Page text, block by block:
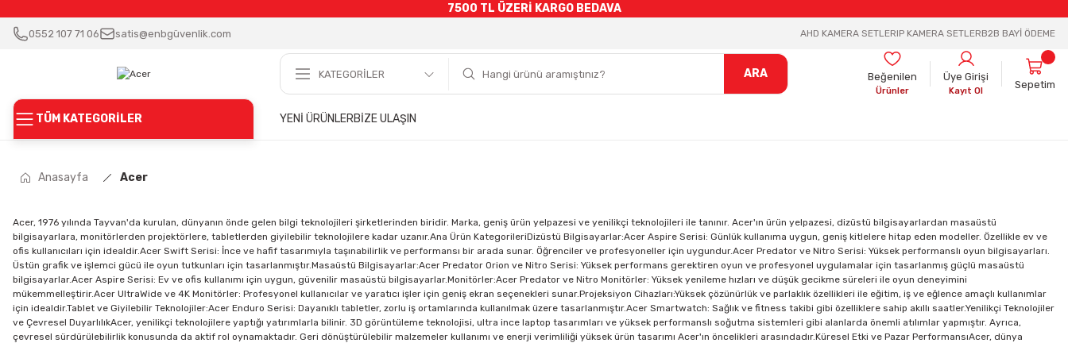
7500 TL ÜZERİ KARGO BEDAVA
0552 107 71 06 satis@enbgüvenlik.com AHD KAMERA SETLERIP KAMERA SETLERB2B BAYİ ÖDEME
ARA Beğenilen
Ürünler
Üye Girişi
Kayıt Ol
Sepetim
TÜM KATEGORİLER YENİ ÜRÜNLERBİZE ULAŞIN
Anasayfa Acer
Acer, 1976 yılında Tayvan'da kurulan, dünyanın önde gelen bilgi teknolojileri şirketlerinden biridir. Marka, geniş ürün yelpazesi ve yenilikçi teknolojileri ile tanınır. Acer'ın ürün yelpazesi, dizüstü bilgisayarlardan masaüstü
bilgisayarlara, monitörlerden projektörlere, tabletlerden giyilebilir teknolojilere kadar uzanır.Ana Ürün KategorileriDizüstü Bilgisayarlar:Acer Aspire Serisi: Günlük kullanıma uygun, geniş kitlelere hitap eden modeller. Özellikle ev ve
ofis kullanıcıları için idealdir.Acer Swift Serisi: İnce ve hafif tasarımıyla taşınabilirlik ve performansı bir arada sunar. Öğrenciler ve profesyoneller için uygundur.Acer Predator ve Nitro Serisi: Yüksek performanslı oyun bilgisayarları.
Üstün grafik ve işlemci gücü ile oyun tutkunları için tasarlanmıştır.Masaüstü Bilgisayarlar:Acer Predator Orion ve Nitro Serisi: Yüksek performans gerektiren oyun ve profesyonel uygulamalar için tasarlanmış güçlü masaüstü
bilgisayarlar.Acer Aspire Serisi: Ev ve ofis kullanımı için uygun, güvenilir masaüstü bilgisayarlar.Monitörler:Acer Predator ve Nitro Monitörler: Yüksek yenileme hızları ve düşük gecikme süreleri ile oyun deneyimini
mükemmelleştirir.Acer UltraWide ve 4K Monitörler: Profesyonel kullanıcılar ve yaratıcı işler için geniş ekran seçenekleri sunar.Projeksiyon Cihazları:Yüksek çözünürlük ve parlaklık özellikleri ile eğitim, iş ve eğlence amaçlı kullanımlar
için idealdir.Tablet ve Giyilebilir Teknolojiler:Acer Enduro Serisi: Dayanıklı tabletler, zorlu iş ortamlarında kullanılmak üzere tasarlanmıştır.Acer Smartwatch: Sağlık ve fitness takibi gibi özelliklere sahip akıllı saatler.Yenilikçi Teknolojiler
ve Çevresel DuyarlılıkAcer, yenilikçi teknolojilere yaptığı yatırımlarla bilinir. 3D görüntüleme teknolojisi, ultra ince laptop tasarımları ve yüksek performanslı soğutma sistemleri gibi alanlarda önemli atılımlar yapmıştır. Ayrıca,
çevresel sürdürülebilirlik konusunda da aktif rol oynamaktadır. Geri dönüştürülebilir malzemeler kullanımı ve enerji verimliliği yüksek ürün tasarımı Acer'ın öncelikleri arasındadır.Küresel Etki ve Pazar PerformansıAcer, dünya